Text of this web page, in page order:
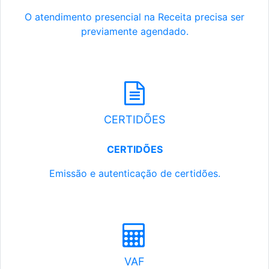
O atendimento presencial na Receita precisa ser
previamente agendado.
CERTIDÕES
CERTIDÕES
Emissão e autenticação de certidões.
VAF